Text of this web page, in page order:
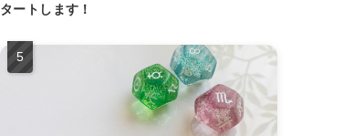
タートします！